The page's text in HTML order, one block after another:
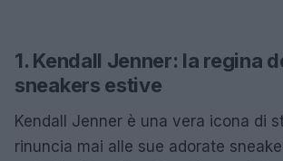
1. Kendall Jenner: la regina
sneakers estive
Kendall Jenner è una vera icona di
rinuncia mai alle sue adorate